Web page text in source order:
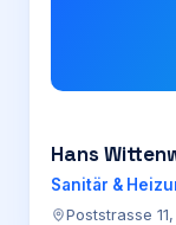
Hans
Sanitär &
Poststrasse